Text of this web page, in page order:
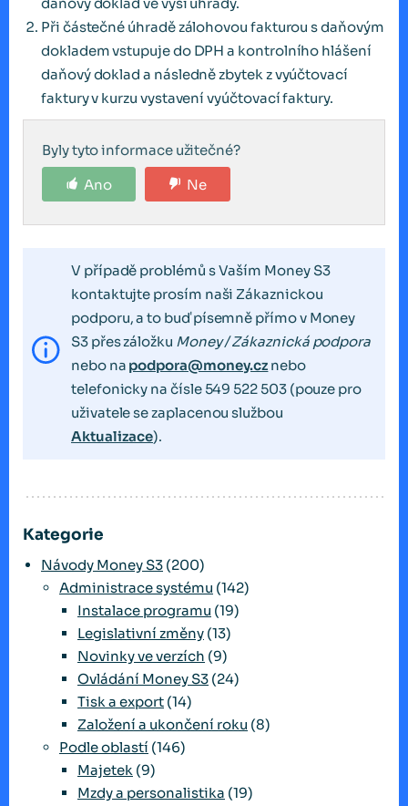
Při částečné úhradě zálohovou fakturou s daňovým
dokladem vstupuje do DPH a kontrolního hlášení
daňový doklad a následně zbytek z vyúčtovací
faktury v kurzu vystavení vyúčtovací faktury.
Byly tyto informace užitečné?
Ano
Ne
V případě problémů s Vaším Money S3
kontaktujte prosím naši Zákaznickou
podporu, a to buď písemně přímo v Money
S3 přes záložku Money / Zákaznická podpora
nebo na podpora@money.cz nebo
telefonicky na čísle 549 522 503 (pouze pro
uživatele se zaplacenou službou
Aktualizace).
Kategorie
Návody Money S3 (200)
Administrace systému (142)
Instalace programu (19)
Legislativní změny (13)
Novinky ve verzích (9)
Ovládání Money S3 (24)
Tisk a export (14)
Založení a ukončení roku (8)
Podle oblastí (146)
Majetek (9)
Mzdy a personalistika (19)